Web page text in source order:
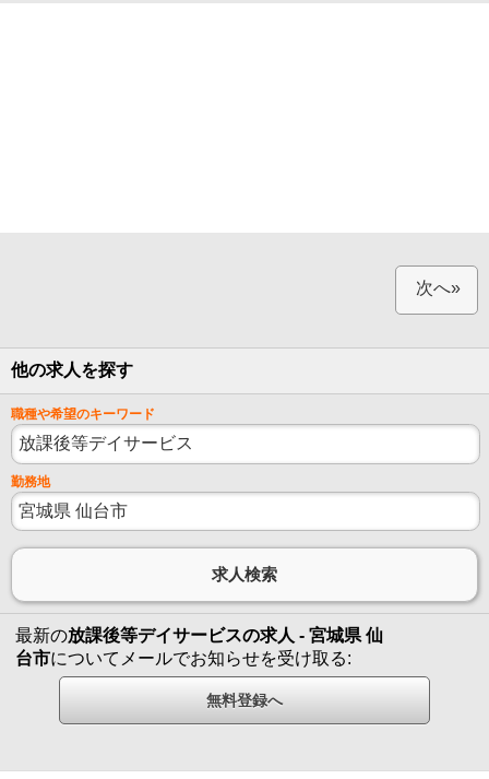
次へ»
他の求人を探す
職種や希望のキーワード
勤務地
最新の放課後等デイサービスの求人 - 宮城県 仙
台市についてメールでお知らせを受け取る: